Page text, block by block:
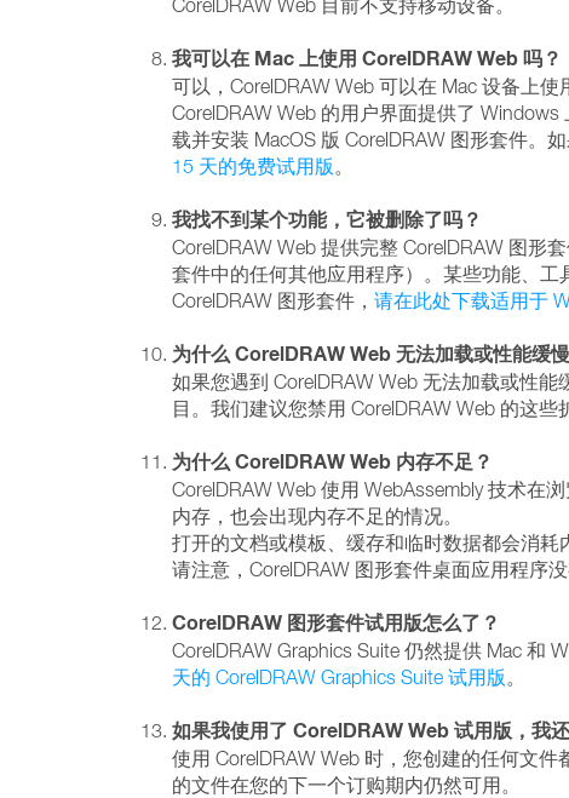
CorelDRAW Web 目前不支持移动设备。
我可以在 Mac 上使用 CorelDRAW Web 吗？
可以，CorelDRAW Web 可以在 Mac 设备上
CorelDRAW Web 的用户界面提供了
载并安装 MacOS 版 CorelDRAW 图形套件。
15 天的免费试用版 。
我找不到某个功能，它被删除了吗？
CorelDRAW Web 提供完整 CorelDRAW 图形
套件中的任何其他应用程序）。某些功能、工
CorelDRAW 图形套件， 请在此处下载适用于
为什么 CorelDRAW Web 无法加载或性能缓
如果您遇到 CorelDRAW Web 无法加载或性
目。我们建议您禁用 CorelDRAW Web 的这些
为什么 CorelDRAW Web 内存不足？
CorelDRAW Web 使用 WebAssembly 技术在
内存，也会出现内存不足的情况。
打开的文档或模板、缓存和临时数据都会消耗
请注意，CorelDRAW 图形套件桌面应用程序
CorelDRAW 图形套件试用版怎么了？
CorelDRAW Graphics Suite 仍然提供 Mac 和
天的 CorelDRAW Graphics Suite 试用版 。
如果我使用了 CorelDRAW Web 试用版，我
使用 CorelDRAW Web 时，您创建的任何文
的文件在您的下一个订购期内仍然可用。